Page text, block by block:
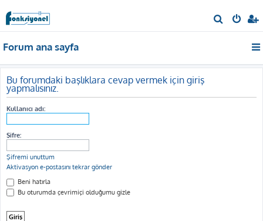
r
Forum ana sayfa
Bu forumdaki başlıklara cevap vermek için giriş
yapmalısınız.
Kullanıcı adı:
Şifre:
Şifremi unuttum
Aktivasyon e-postasını tekrar gönder
Beni hatırla
Bu oturumda çevrimiçi olduğumu gizle